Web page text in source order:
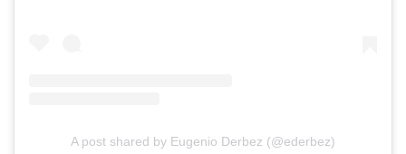
A post shared by Eugenio Derbez (@ederbez)